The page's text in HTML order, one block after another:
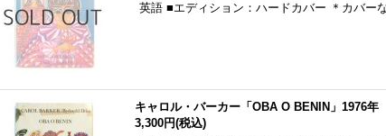
英語 ■エディション：ハードカバー ＊カバー
キャロル・バーカー「OBA O BENIN」1976年
3,300円(税込)